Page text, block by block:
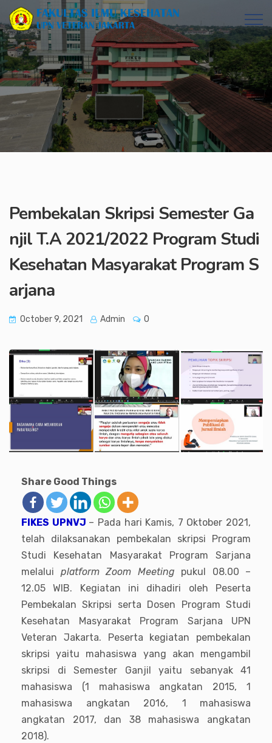
Pembekalan Skripsi Semester Ga
njil T.A 2021/2022 Program Studi
Kesehatan Masyarakat Program S
arjana
October 9, 2021 Admin 0
Share Good Things
FIKES UPNVJ – Pada hari Kamis, 7 Oktober 2021,
telah dilaksanakan pembekalan skripsi Program
Studi Kesehatan Masyarakat Program Sarjana
melalui platform Zoom Meeting pukul 08.00 –
12.05 WIB. Kegiatan ini dihadiri oleh Peserta
Pembekalan Skripsi serta Dosen Program Studi
Kesehatan Masyarakat Program Sarjana UPN
Veteran Jakarta. Peserta kegiatan pembekalan
skripsi yaitu mahasiswa yang akan mengambil
skripsi di Semester Ganjil yaitu sebanyak 41
mahasiswa (1 mahasiswa angkatan 2015, 1
mahasiswa angkatan 2016, 1 mahasiswa
angkatan 2017, dan 38 mahasiswa angkatan
2018).